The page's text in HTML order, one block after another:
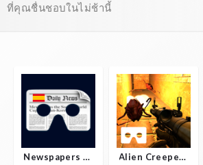
ที่คุณชื่นชอบในไม่ช้านี้
Newspapers Spain VR Alien Creepers VR